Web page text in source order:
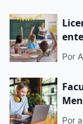
Por
Por